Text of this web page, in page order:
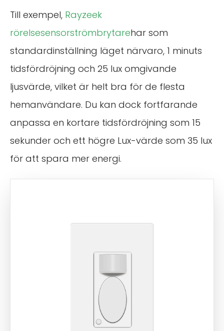
Till exempel, Rayzeek
rörelsesensorströmbrytarehar som
standardinställning läget närvaro, 1 minuts
tidsfördröjning och 25 lux omgivande
ljusvärde, vilket är helt bra för de flesta
hemanvändare. Du kan dock fortfarande
anpassa en kortare tidsfördröjning som 15
sekunder och ett högre Lux-värde som 35 lux
för att spara mer energi.